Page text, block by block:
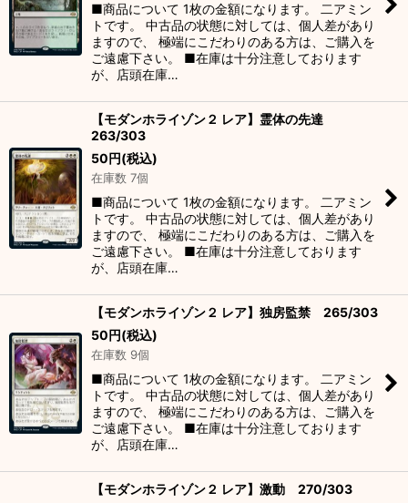
■商品について 1枚の金額になります。 二アミン
トです。 中古品の状態に対しては、個人差があり
ますので、 極端にこだわりのある方は、ご購入を
ご遠慮下さい。 ■在庫は十分注意しております
が、店頭在庫…
【モダンホライゾン２ レア】霊体の先達
263/303
50円(税込)
在庫数 7個
■商品について 1枚の金額になります。 二アミン
トです。 中古品の状態に対しては、個人差があり
ますので、 極端にこだわりのある方は、ご購入を
ご遠慮下さい。 ■在庫は十分注意しております
が、店頭在庫…
【モダンホライゾン２ レア】独房監禁 265/303
50円(税込)
在庫数 9個
■商品について 1枚の金額になります。 二アミン
トです。 中古品の状態に対しては、個人差があり
ますので、 極端にこだわりのある方は、ご購入を
ご遠慮下さい。 ■在庫は十分注意しております
が、店頭在庫…
【モダンホライゾン２ レア】激動 270/303